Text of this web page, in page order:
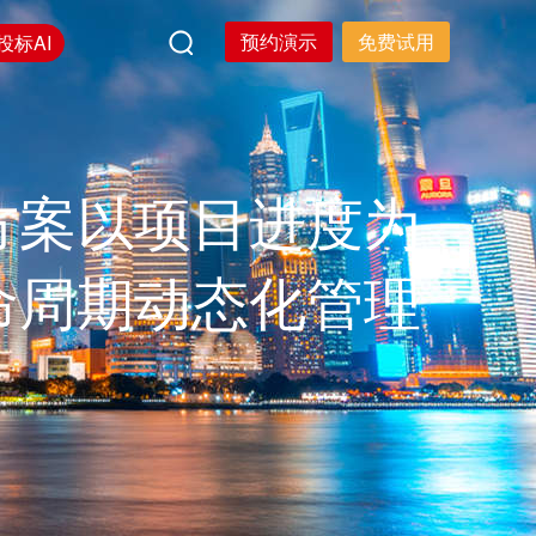
标AI 预约演示 免费试用
以项目进度为
期动态化管理